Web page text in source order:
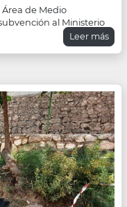
de Medio
al Ministerio
Leer más